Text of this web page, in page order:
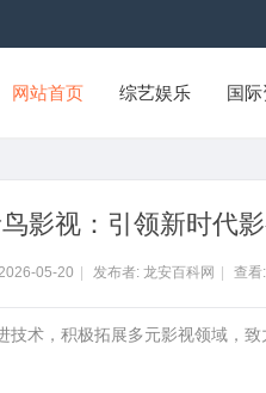
网站首页 综艺娱乐 国
影视：引领新时代
05-20 发布者: 龙安百科网 查
技术，积极拓展多元影视领域，